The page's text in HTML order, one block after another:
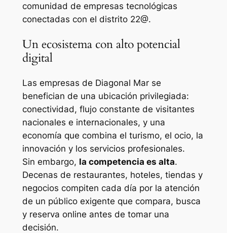
comunidad de empresas tecnológicas
conectadas con el distrito 22@.
Un ecosistema con alto potencial
digital
Las empresas de Diagonal Mar se
benefician de una ubicación privilegiada:
conectividad, flujo constante de visitantes
nacionales e internacionales, y una
economía que combina el turismo, el ocio, la
innovación y los servicios profesionales.
Sin embargo, la competencia es alta.
Decenas de restaurantes, hoteles, tiendas y
negocios compiten cada día por la atención
de un público exigente que compara, busca
y reserva online antes de tomar una
decisión.